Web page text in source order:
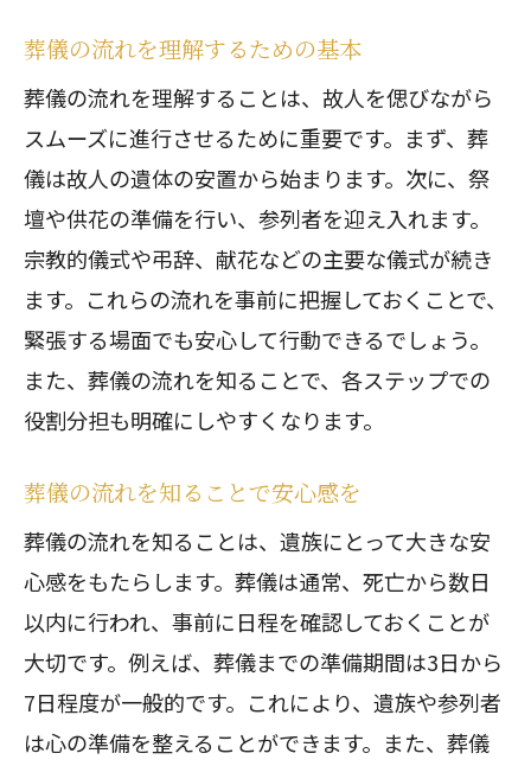
参列者としての葬儀マナーを学ぶ
葬儀参列時の基本的なマナー
葬儀参列者が知っておくべき礼儀
葬儀での挨拶や会話のポイント
葬儀参列時の服装と持ち物の注意
葬儀参列者としての正しい姿勢
葬儀での立ち居振る舞いの心得
葬儀の流れと日程の基本を押さえる
葬儀の流れと日程の基礎知識
葬儀の流れと日程を理解しよう
葬儀の流れと日取りの重要な関係
葬儀の日程調整のポイント
葬儀の流れに沿った日程の組み方
葬儀の日程をスムーズに進める秘訣
家族葬における葬儀の流れの理解
葬儀の流れを理解するための基本
葬儀の流れを理解することは、故人を偲びながら
スムーズに進行させるために重要です。まず、葬
儀は故人の遺体の安置から始まります。次に、祭
壇や供花の準備を行い、参列者を迎え入れます。
宗教的儀式や弔辞、献花などの主要な儀式が続き
ます。これらの流れを事前に把握しておくことで、
緊張する場面でも安心して行動できるでしょう。
また、葬儀の流れを知ることで、各ステップでの
役割分担も明確にしやすくなります。
葬儀の流れを知ることで安心感を
葬儀の流れを知ることは、遺族にとって大きな安
心感をもたらします。葬儀は通常、死亡から数日
以内に行われ、事前に日程を確認しておくことが
大切です。例えば、葬儀までの準備期間は3日から
7日程度が一般的です。これにより、遺族や参列者
は心の準備を整えることができます。また、葬儀